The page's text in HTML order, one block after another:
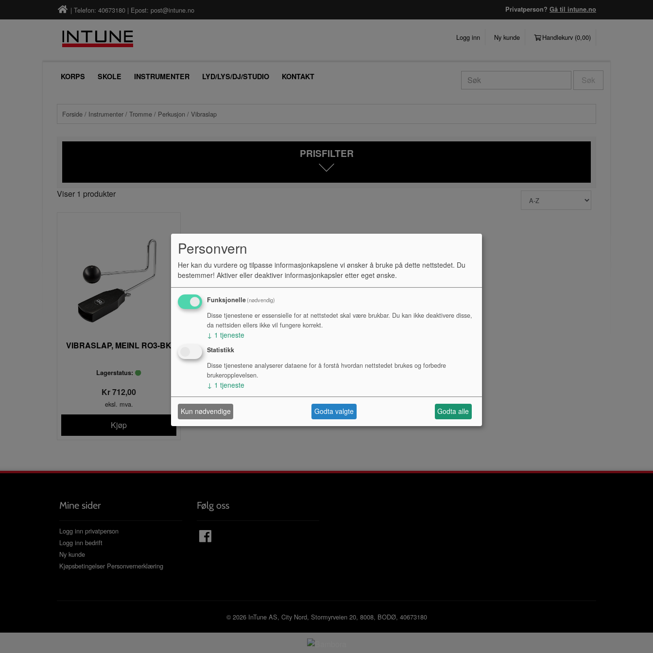
| Telefon: 40673180 | Epost: post@intune.no Privatperson? Gå til intune.no
Logg inn Ny kunde Handlekurv (0,00)
KORPS SKOLE INSTRUMENTER LYD/LYS/DJ/STUDIO KONTAKT Søk
Forside / Instrumenter / Tromme / Perkusjon / Vibraslap
PRISFILTER
Viser 1 produkter
VIBRASLAP, MEINL RO3-BK
Lagerstatus:
Kr 712,00
eksl. mva.
Kjøp
Mine sider
Logg inn privatperson
Logg inn bedrift
Ny kunde
Kjøpsbetingelser Personvernerklæring
Følg oss
© 2026 InTune AS, City Nord, Stormyrveien 20, 8008, BODØ, 40673180
Personvern
Her kan du vurdere og tilpasse informasjonkapslene vi ønsker å bruke på dette nettstedet. Du
bestemmer! Aktiver eller deaktiver informasjonkapsler etter eget ønske.
Funksjonelle(nødvendig)
Disse tjenestene er essensielle for at nettstedet skal være brukbar. Du kan ikke deaktivere disse,
da nettsiden ellers ikke vil fungere korrekt.
↓ 1 tjeneste
Statistikk
Disse tjenestene analyserer dataene for å forstå hvordan nettstedet brukes og forbedre
brukeropplevelsen.
↓ 1 tjeneste
Kun nødvendige Godta valgte Godta alle